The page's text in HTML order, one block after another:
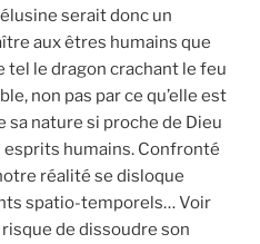
serait donc un
aux êtres humains que
le dragon crachant le feu
non pas par ce qu’elle est
sa nature si proche de Dieu
esprits humains. Confronté
réalité se disloque
spatio-temporels… Voir
risque de dissoudre son